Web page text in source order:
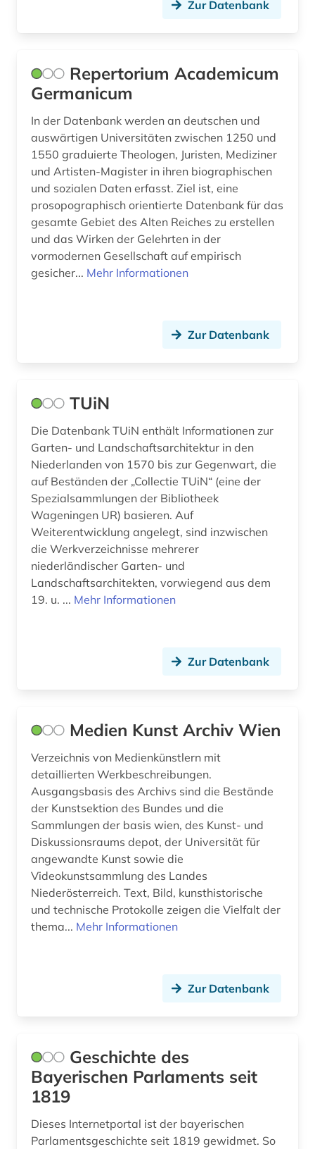
bürgerliches wappen (1)
care (1)
cd-rom (20)
chemie (8)
chemische verbindungen (1)
china (1)
christian christensen (1)
christian gottlob (1)
ddr (1)
dedesdorf (1)
demokratie (1)
dendi (1)
denkmal (3)
deportation (2)
deutsch (4)
deutsch-deutsche grenze (1)
deutsche (1)
deutscher alpenverein (1)
deutscher einwanderer (1)
deutsches reich. reichsregierung (1)
deutsches sprachgebiet (12)
deutschland &lt ddr &gt (1)
deutschland (ddr) (3)
digital database (1)
Zur Datenbank
Repertorium Academicum
Germanicum
In der Datenbank werden an deutschen und
auswärtigen Universitäten zwischen 1250 und
1550 graduierte Theologen, Juristen, Mediziner
und Artisten-Magister in ihren biographischen
und sozialen Daten erfasst. Ziel ist, eine
prosopographisch orientierte Datenbank für das
gesamte Gebiet des Alten Reiches zu erstellen
und das Wirken der Gelehrten in der
vormodernen Gesellschaft auf empirisch
gesicher... Mehr Informationen
Zur Datenbank
TUiN
Die Datenbank TUiN enthält Informationen zur
Garten- und Landschaftsarchitektur in den
Niederlanden von 1570 bis zur Gegenwart, die
auf Beständen der „Collectie TUiN“ (eine der
Spezialsammlungen der Bibliotheek
Wageningen UR) basieren. Auf
Weiterentwicklung angelegt, sind inzwischen
die Werkverzeichnisse mehrerer
niederländischer Garten- und
Landschaftsarchitekten, vorwiegend aus dem
19. u. ... Mehr Informationen
Zur Datenbank
Medien Kunst Archiv Wien
Verzeichnis von Medienkünstlern mit
detaillierten Werkbeschreibungen.
Ausgangsbasis des Archivs sind die Bestände
der Kunstsektion des Bundes und die
Sammlungen der basis wien, des Kunst- und
Diskussionsraums depot, der Universität für
angewandte Kunst sowie die
Videokunstsammlung des Landes
Niederösterreich. Text, Bild, kunsthistorische
und technische Protokolle zeigen die Vielfalt der
thema... Mehr Informationen
Zur Datenbank
Geschichte des
Bayerischen Parlaments seit
1819
Dieses Internetportal ist der bayerischen
Parlamentsgeschichte seit 1819 gewidmet. So